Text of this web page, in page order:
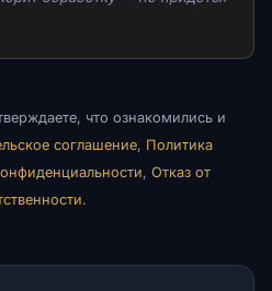
что ознакомились и
соглашение, Политика
, Отказ от
.